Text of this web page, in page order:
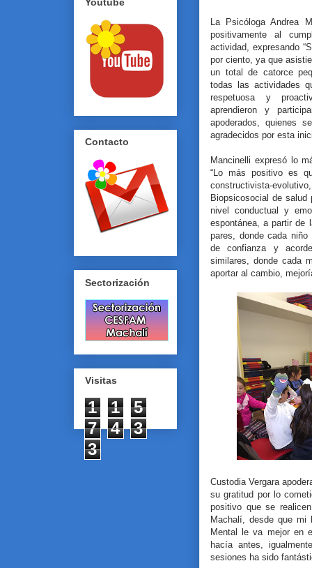
La Psicóloga Andrea
positivamente al
actividad, expresando
por ciento, ya que
un total de catorce
todas las actividades
respetuosa y
aprendieron y
apoderados, quienes
agradecidos por esta
Mancinelli expresó lo
“Lo más positivo es
constructivista-
Biopsicosocial de salud
nivel conductual y
espontánea, a partir de
pares, donde cada
de confianza y
similares, donde cada
aportar al cambio,
Custodia Vergara
su gratitud por lo
positivo que se
Machalí, desde que mi
Mental le va mejor en
hacía antes,
sesiones ha sido
Contacto
Sectorización
Visitas
1 1
5
7
4
3
3